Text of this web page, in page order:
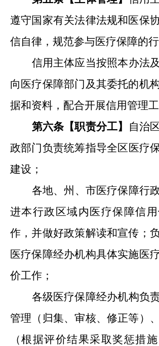
遵守国家有关法律法规和医保
信自律，规范参与医疗保障的
信用主体应当按照本办法
向医疗保障部门及其委托的机
据和资料，配合开展信用管理工
第六条【职责分工】 自治
政部门负责统筹指导全区医疗
建设 ；
各地、州、市医疗保障行
进本行政区域内医疗保障信
作，并做好政策解读和宣传；
医疗保障经办机构具体实施医
价工作；
各级医疗保障经办机构负
管理（归集、审核、修正等）
（根据评价结果采取奖惩措